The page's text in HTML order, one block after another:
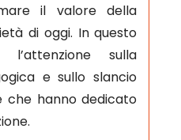
il valore della
di oggi. In questo
sulla
e sullo slancio
che hanno dedicato